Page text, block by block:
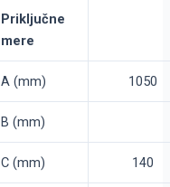
Priključne
mere
A (mm) 1050
B (mm)
C (mm) 140